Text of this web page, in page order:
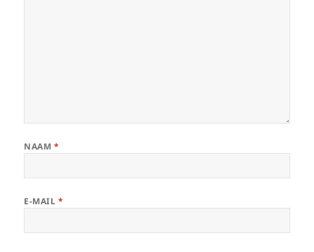
NAAM *
E-MAIL *